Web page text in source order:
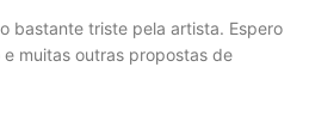
bastante triste pela artista. Espero
muitas outras propostas de